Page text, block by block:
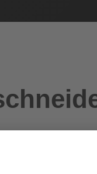
war die